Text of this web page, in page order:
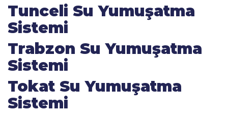
Tunceli Su Yumuşatma
Sistemi
Trabzon Su Yumuşatma
Sistemi
Tokat Su Yumuşatma
Sistemi